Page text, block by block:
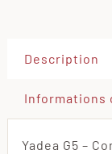
Description
Informations
Yadea G5 –